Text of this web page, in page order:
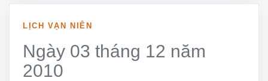
LỊCH VẠN NIÊN
Ngày 03 tháng 12 năm
2010